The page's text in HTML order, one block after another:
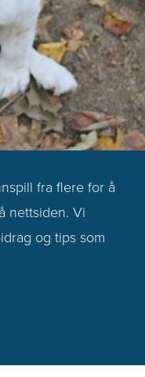
fra flere for å
nettsiden. Vi
og tips som